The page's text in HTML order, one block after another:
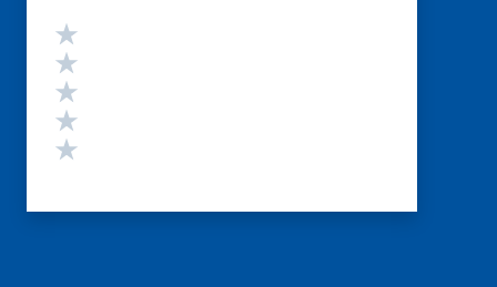
Valutazione